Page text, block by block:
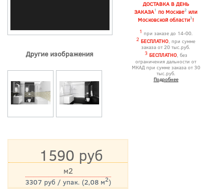
Другие изображения
ДОСТАВКА В ДЕНЬ
ЗАКАЗА1 по Москве2 или
Московской области3!
1 при заказе до 14-00.
2 БЕСПЛАТНО, при сумме
заказа от 20 тыс.руб.
3 БЕСПЛАТНО, без
ограничения дальности от
МКАД при сумме заказа от 30
тыс.руб.
Подробнее
1590 руб
3307 руб / упак. (2,08 м2)
м2
*Цена указана с учетом НДС